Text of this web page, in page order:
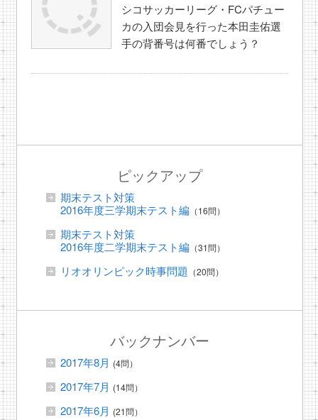
シコサッカーリーグ・FCパチュー
カの入団会見を行った本田圭佑選
手の背番号は何番でしょう？
ピックアップ
期末テスト対策
2016年度三学期末テスト編（16問）
期末テスト対策
2016年度二学期末テスト編（31問）
リオオリンピック時事問題 （20問）
バックナンバー
2017年8月 (4問）
2017年7月 (14問）
2017年6月 (21問）